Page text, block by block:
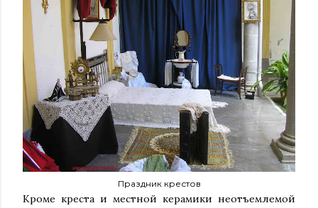
Праздник крестов
Кроме креста и местной керамики неотъемлемой